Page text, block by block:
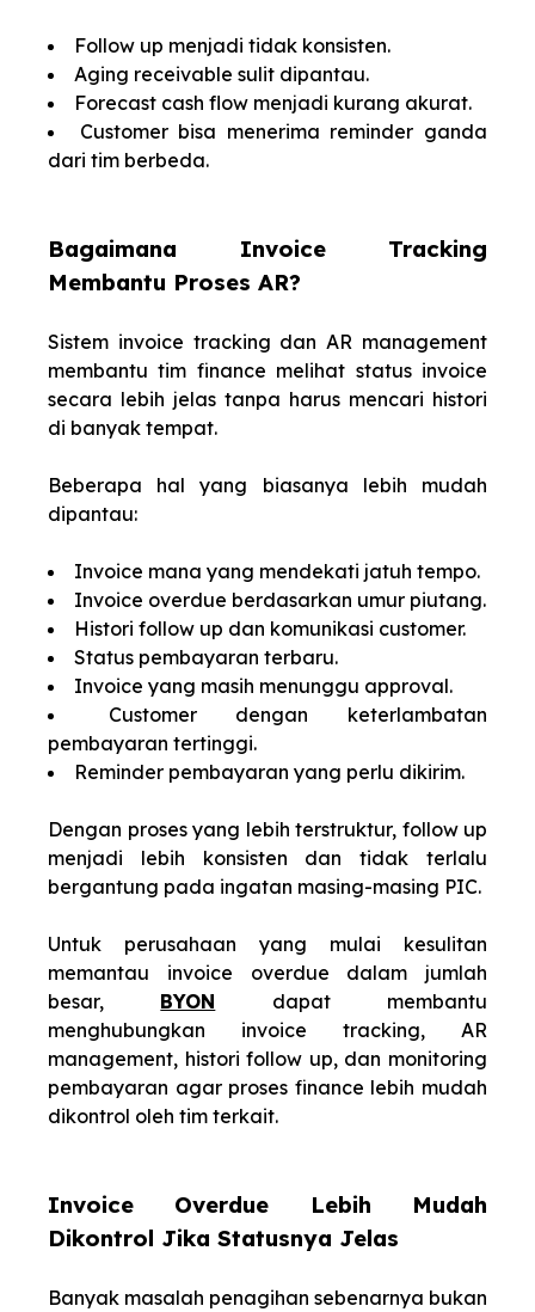
Follow up menjadi tidak konsisten.
Aging receivable sulit dipantau.
Forecast cash flow menjadi kurang akurat.
Customer bisa menerima reminder ganda
dari tim berbeda.
Bagaimana Invoice Tracking
Membantu Proses AR?
Sistem invoice tracking dan AR management
membantu tim finance melihat status invoice
secara lebih jelas tanpa harus mencari histori
di banyak tempat.
Beberapa hal yang biasanya lebih mudah
dipantau:
Invoice mana yang mendekati jatuh tempo.
Invoice overdue berdasarkan umur piutang.
Histori follow up dan komunikasi customer.
Status pembayaran terbaru.
Invoice yang masih menunggu approval.
Customer dengan keterlambatan
pembayaran tertinggi.
Reminder pembayaran yang perlu dikirim.
Dengan proses yang lebih terstruktur, follow up
menjadi lebih konsisten dan tidak terlalu
bergantung pada ingatan masing-masing PIC.
Untuk perusahaan yang mulai kesulitan
memantau invoice overdue dalam jumlah
besar,
BYON dapat membantu
menghubungkan invoice tracking, AR
management, histori follow up, dan monitoring
pembayaran agar proses finance lebih mudah
dikontrol oleh tim terkait.
Invoice Overdue Lebih Mudah
Dikontrol Jika Statusnya Jelas
Banyak masalah penagihan sebenarnya bukan